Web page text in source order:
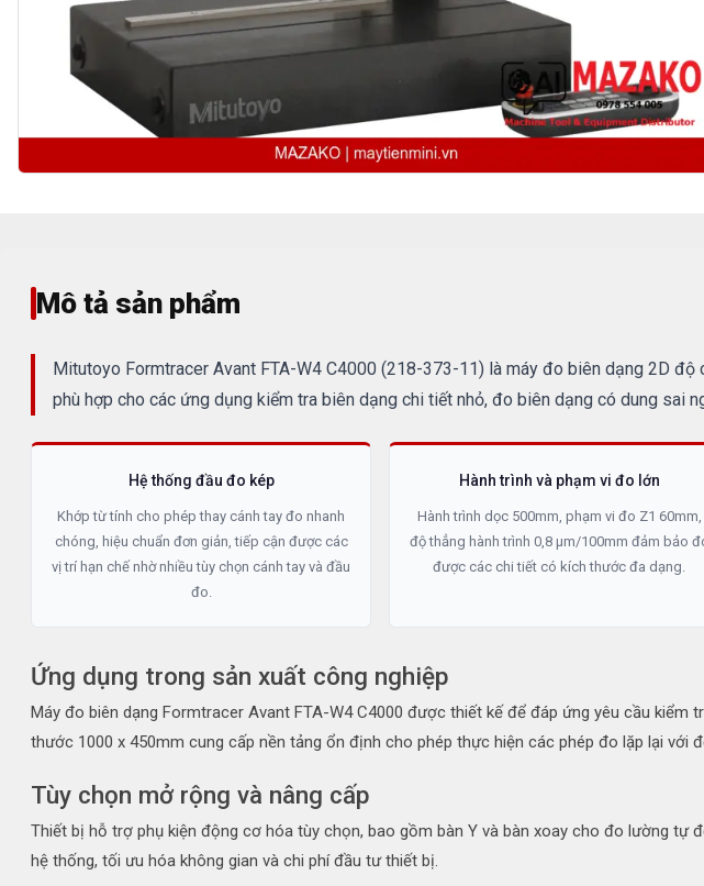
Mô tả sản phẩm
Mitutoyo Formtracer Avant FTA-W4 C4000 (218-373-11) là máy đo biên dạng 2D
phù hợp cho các ứng dụng kiểm tra biên dạng chi tiết nhỏ, đo biên dạng có dung sai
Hệ thống đầu đo kép
Khớp từ tính cho phép thay cánh tay đo nhanh
chóng, hiệu chuẩn đơn giản, tiếp cận được các
vị trí hạn chế nhờ nhiều tùy chọn cánh tay và đầu
đo.
Hành trình và phạm vi đo lớn
Hành trình dọc 500mm, phạm vi đo Z1 60mm,
độ thẳng hành trình 0,8 µm/100mm đảm bảo
được các chi tiết có kích thước đa dạng.
Ứng dụng trong sản xuất công nghiệp
Máy đo biên dạng Formtracer Avant FTA-W4 C4000 được thiết kế để đáp ứng yêu cầu
thước 1000 x 450mm cung cấp nền tảng ổn định cho phép thực hiện các phép đo lặp lại với
Tùy chọn mở rộng và nâng cấp
Thiết bị hỗ trợ phụ kiện động cơ hóa tùy chọn, bao gồm bàn Y và bàn xoay cho đo lường
hệ thống, tối ưu hóa không gian và chi phí đầu tư thiết bị.